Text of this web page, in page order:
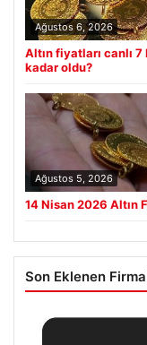
Ağustos 6, 2026
Altın fiyatları canlı
kadar oldu?
Ağustos 5, 2026
14 Nisan 2026 Altın
Son Eklenen